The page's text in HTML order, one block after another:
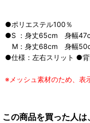
●ポリエステル100％
●S ：身丈65cm 身幅
M：身丈68cm 身幅
●仕様：左右スリット ●
※メッシュ素材のため、表
この商品を買った人